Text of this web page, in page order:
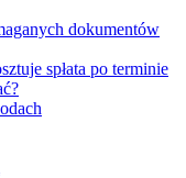
dokumentów
spłata po terminie